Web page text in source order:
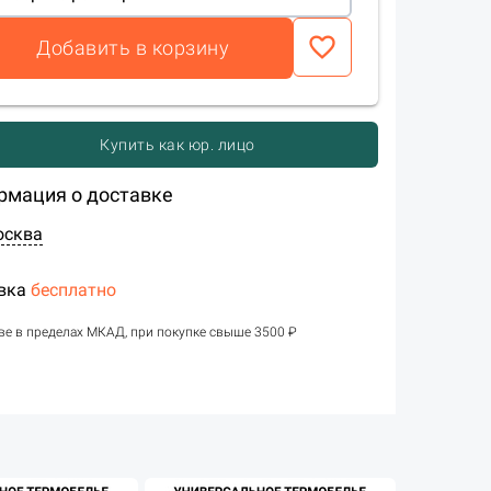
Добавить в корзину favorite_border
Купить как юр. лицо
о доставке
бесплатно
в пределах МКАД, при покупке свыше 3500 ₽